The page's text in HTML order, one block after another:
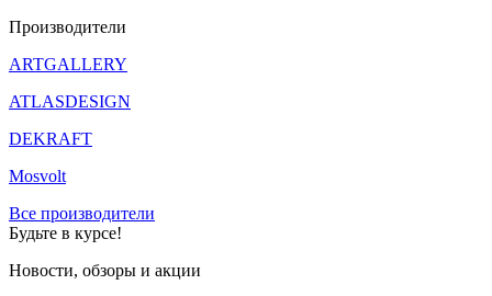
Производители
ARTGALLERY
ATLASDESIGN
DEKRAFT
Mosvolt
Все производители
Будьте в курсе!
Новости, обзоры и акции